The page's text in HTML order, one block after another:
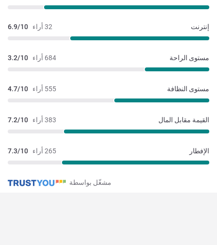
32 أراء 6.9/10 إنترنت
684 أراء 3.2/10 مستوى الراحة
555 أراء 4.7/10 مستوى النظافة
383 أراء 7.2/10 القيمة مقابل المال
265 أراء 7.3/10 الإفطار
مشغّل بواسطة